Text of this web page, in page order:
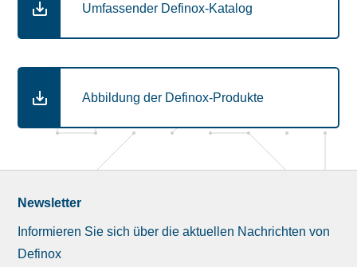
Umfassender Definox-Katalog
Abbildung der Definox-Produkte
Newsletter
Informieren Sie sich über die aktuellen Nachrichten von
Definox